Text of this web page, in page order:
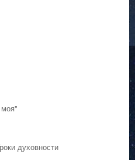
духовности